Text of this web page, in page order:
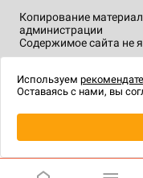
Копирование
администрации
Содержимое сайта не
технологии.
Используем
Оставаясь с нами, вы